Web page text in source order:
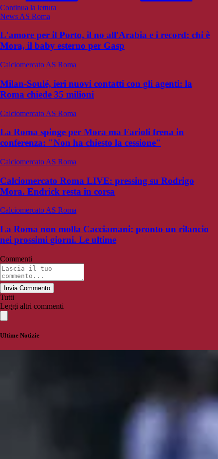
Continua la lettura
News AS Roma
L'amore per il Porto, il no all'Arabia e i record: chi è
Mora, il baby esterno per Gasp
Calciomercato AS Roma
Milan-Soulé, ieri nuovi contatti con gli agenti: la
Roma chiede 35 milioni
Calciomercato AS Roma
La Roma spinge per Mora ma Farioli frena in
conferenza: "Non ha chiesto la cessione"
Calciomercato AS Roma
Calciomercato Roma LIVE: pressing su Rodrigo
Mora. Endrick resta in corsa
Calciomercato AS Roma
La Roma non molla Cacciamani: pronto un rilancio
nei prossimi giorni. Le ultime
Commenti
Invia Commento
Tutti
Leggi altri commenti
Ultime Notizie